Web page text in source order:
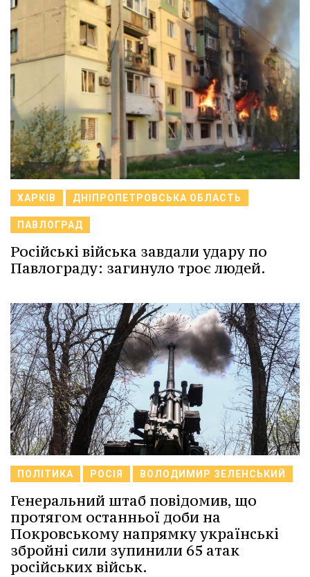
ХАРКІВ ДНІПРОПЕТРОВСЬКА ОБЛАСТЬ
ПАВЛОГРАД
Російські війська завдали удару по
Павлограду: загинуло троє людей.
ПОЛІТИКА РОСІЯ ВОЛОДИМИР ЗЕЛЕНСЬКИЙ
Генеральний штаб повідомив, що
протягом останньої доби на
Покровському напрямку українські
збройні сили зупинили 65 атак
російських військ.